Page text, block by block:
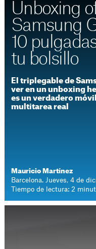
Unboxing
Samsung
10
tu bolsillo
El triplegable de
ver en un unboxing
es un verdadero
multitarea real
Mauricio Martínez
Barcelona. Jueves, 4 de
Tiempo de lectura: 2